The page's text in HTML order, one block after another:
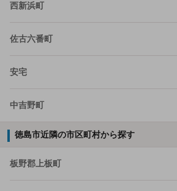
西新浜町
佐古六番町
安宅
中吉野町
徳島市近隣の市区町村から探す
板野郡上板町